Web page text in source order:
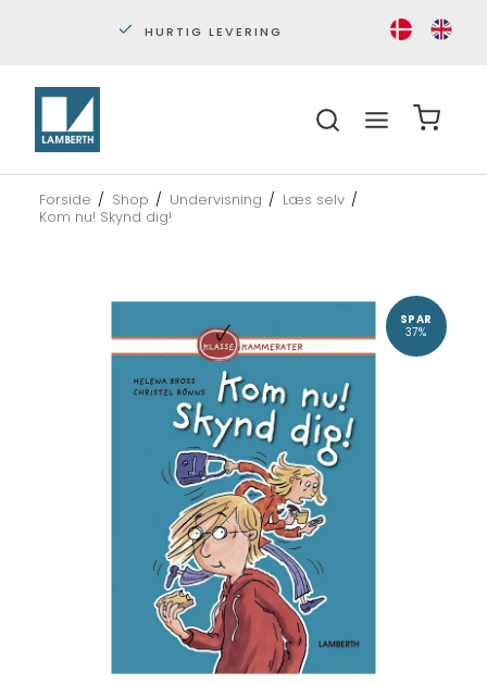
PERSONLIG KUNDESERVICE
Forside / Shop / Undervisning / Læs selv /
Kom nu! Skynd dig!
SPAR
37%